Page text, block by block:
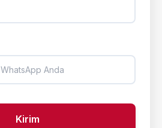
Kirim